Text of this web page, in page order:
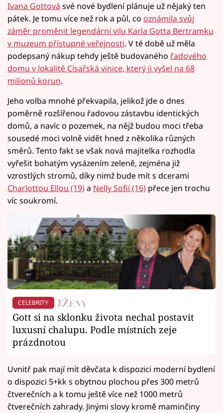
Ivana Gottová své nové bydlení plánuje už nějaký ten
pátek. Je tomu více než rok a půl, co oznámila svůj
záměr proměnit legendární vilu Karla Gotta Bertramku
v muzeum přístupné veřejnosti. V té době už měla
podepsaný nákup tehdy ještě budovaného řadového
domu v lokalitě Císařská vinice, který ji vyšel na 68
milionů korun.
Jeho volba mnohé překvapila, jelikož jde o dnes
poměrně rozšířenou řadovou zástavbu identických
domů, a navíc o pozemek, na nějž budou moci třeba
sousedé moci volně vidět hned z několika různých
směrů. Tento fakt se však nová majitelka rozhodla
vyřešit bohatým vysázením zeleně, zejména již
vzrostlých stromů, díky nimž bude mít s dcerami
Charlottou Ellou (19)a Nelly Sofií (16) přece jen trochu
víc soukromí.
CELEBRITY
Gott si na sklonku života nechal postavit
luxusní chalupu. Podle místních zeje
prázdnotou
Uvnitř pak mají mít děvčata k dispozici moderní bydlení
o dispozici 5+kk s obytnou plochou přes 300 metrů
čtverečních a k tomu ještě více než 1000 metrů
čtverečních zahrady. Jinými slovy kromě maminčiny